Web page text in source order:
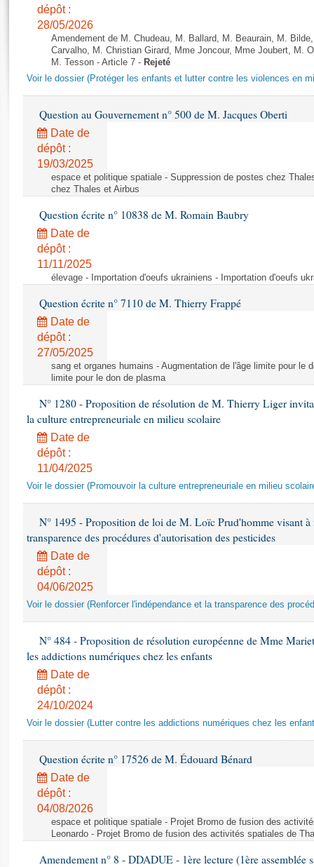
Textes adoptés
Rapports d'information
Baromètre de l’application des lois
Dossiers législatifs
Budget et sécurité sociale
Questions écrites et orales
Comptes rendus des débats
Juniors
Anciennes législatures
Liens vers les sites publics
dépôt :
28/05/2026
Amendement de M. Chudeau, M. Ballard, M. Beaurain, M.
Carvalho, M. Christian Girard, Mme Joncour, Mme Joubert, M.
M. Tesson - Article 7 - Rejeté
Voir le dossier (Protéger les enfants et lutter contre les violences en
Question au Gouvernement n° 500 de M. Jacques Oberti
Date de
dépôt :
19/03/2025
espace et politique spatiale - Suppression de postes chez
chez Thales et Airbus
Question écrite n° 10838 de M. Romain Baubry
Date de
dépôt :
11/11/2025
élevage - Importation d'oeufs ukrainiens - Importation d'oeufs
Question écrite n° 7110 de M. Thierry Frappé
Date de
dépôt :
27/05/2025
sang et organes humains - Augmentation de l'âge limite pour le
limite pour le don de plasma
N° 1280 - Proposition de résolution de M. Thierry Liger
la culture entrepreneuriale en milieu scolaire
Date de
dépôt :
11/04/2025
Voir le dossier (Promouvoir la culture entrepreneuriale en milieu
N° 1495 - Proposition de loi de M. Loïc Prud'homme visant à
transparence des procédures d'autorisation des pesticides
Date de
dépôt :
04/06/2025
Voir le dossier (Renforcer l'indépendance et la transparence des
N° 484 - Proposition de résolution européenne de Mme
les addictions numériques chez les enfants
Date de
dépôt :
24/10/2024
Voir le dossier (Lutter contre les addictions numériques chez les
Question écrite n° 17526 de M. Édouard Bénard
Date de
dépôt :
04/08/2026
espace et politique spatiale - Projet Bromo de fusion des
Leonardo - Projet Bromo de fusion des activités spatiales de
Amendement n° 8 - DDADUE - 1ère lecture (1ère assemblée